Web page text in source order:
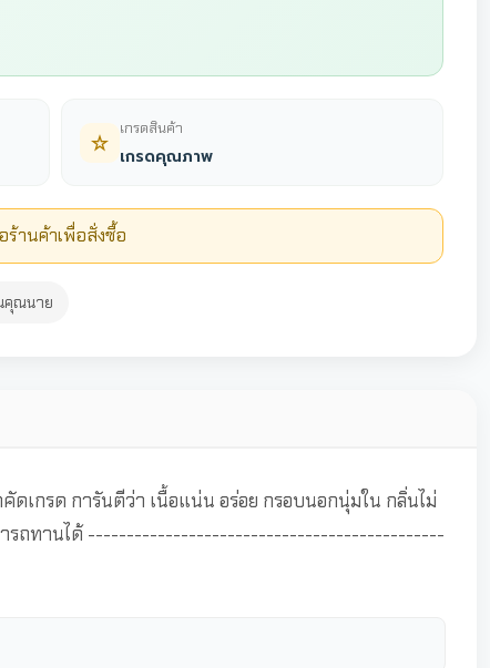
เกรดสินค้า
เกรดคุณภาพ
ร้านค้าเพื่อสั่งซื้อ
คุณนาย
ดเกรด การันตีว่า เนื้อแน่น อร่อย กรอบนอกนุ่มใน กลิ่นไม่
สามารถทานได้ ----------------------------------------------